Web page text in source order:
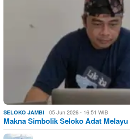
SELOKO JAMBI 05 Jun 2026 - 16:51 WIB
Makna Simbolik Seloko Adat